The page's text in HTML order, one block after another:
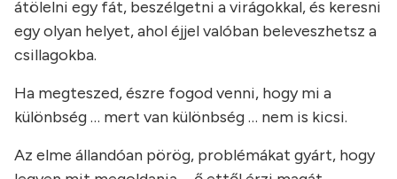
átölelni egy fát, beszélgetni a virágokkal, és keresni
egy olyan helyet, ahol éjjel valóban beleveszhetsz a
csillagokba.
Ha megteszed, észre fogod venni, hogy mi a
különbség … mert van különbség … nem is kicsi.
Az elme állandóan pörög, problémákat gyárt, hogy